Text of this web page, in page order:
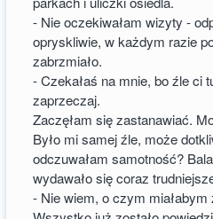
- Nie oczekiwałam wizyty -
opryskliwie, w każdym razie
zabrzmiało.
- Czekałaś na mnie, bo źle ci
zaprzeczaj.
Zaczęłam się zastanawiać.
Było mi samej źle, może
odczuwałam samotność?
wydawało się coraz
- Nie wiem, o czym